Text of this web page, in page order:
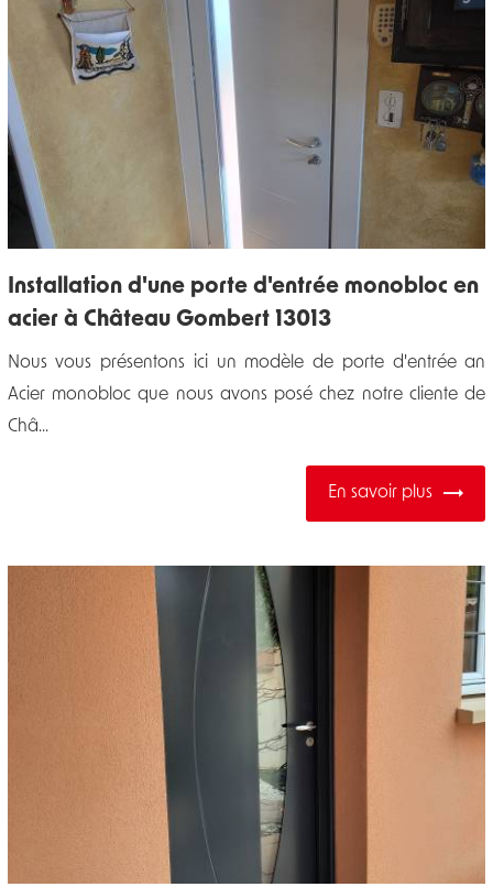
Installation d'une porte d'entrée monobloc en
acier à Château Gombert 13013
Nous vous présentons ici un modèle de porte d'entrée an
Acier monobloc que nous avons posé chez notre cliente de
Châ...
En savoir plus